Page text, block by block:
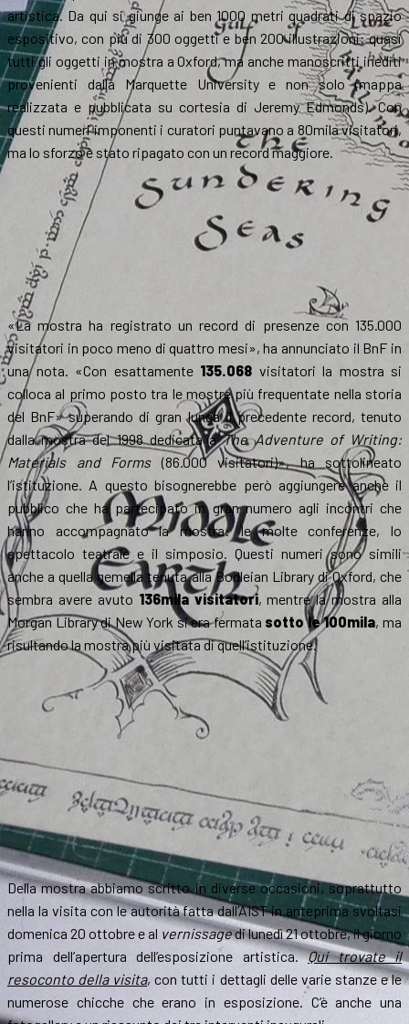
artistica. Da qui si giunge ai ben 1000 metri quadrati di spazio
espositivo, con più di 300 oggetti e ben 200 illustrazioni: quasi
tutti gli oggetti in mostra a Oxford, ma anche manoscritti inediti
provenienti dalla Marquette University e non solo (mappa
realizzata e pubblicata su cortesia di Jeremy Edmonds). Con
questi numeri imponenti i curatori puntavano a 80mila visitatori,
ma lo sforzo è stato ripagato con un record maggiore.
«La mostra ha registrato un record di presenze con 135.000
visitatori in poco meno di quattro mesi», ha annunciato il BnF in
una nota. «Con esattamente135.068 visitatori la mostra si
colloca al primo posto tra le mostre più frequentate nella storia
del BnF» superando di gran lunga il precedente record, tenuto
dalla mostra del 1998 dedicata aThe Adventure of Writing:
Materials and Forms(86.000 visitatori)», ha sottolineato
l’istituzione. A questo bisognerebbe però aggiungere anche il
pubblico che ha partecipato in gran numero agli incontri che
hanno accompagnato la mostra: le molte conferenze, lo
spettacolo teatrale e il simposio. Questi numeri sono simili
anche a quella gemella tenuta alla Bodleian Library di Oxford, che
sembra avere avuto 136mila visitatori, mentre la mostra alla
Morgan Library di New York si era fermata sotto le 100mila, ma
risultando la mostra più visitata di quell’istituzione.
Della mostra abbiamo scritto in diverse occasioni, soprattutto
nella la visita con le autorità fatta dall’AIST in anteprima svoltasi
domenica 20 ottobre e al vernissagedi lunedì 21 ottobre, il giorno
prima dell’apertura dell’esposizione artistica.Qui trovate il
resoconto della visita, con tutti i dettagli delle varie stanze e le
numerose chicche che erano in esposizione. C’è anche una